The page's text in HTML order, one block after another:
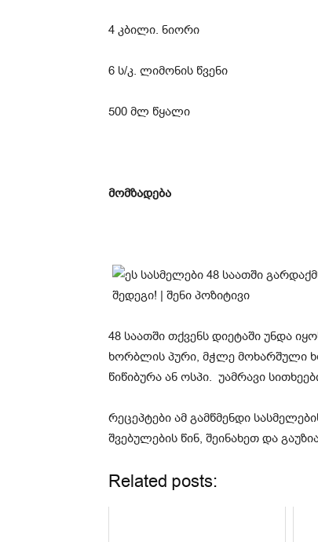
4 კბილი. ნიორი
6 ს/კ. ლიმონის წვენი
500 მლ წყალი
მომზადება
48 საათში თქვენს დიეტაში უნდა
ხორბლის პური, მჭლე მოხარშული
წიწიბურა ან ოსპი. უამრავი
რეცეპტები ამ გამწმენდი
შვებულების წინ, შეინახეთ და
Related posts: